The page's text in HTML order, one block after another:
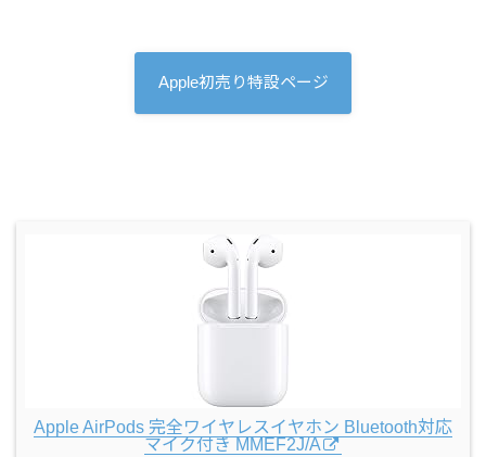
Apple初売り特設ページ
Apple AirPods 完全ワイヤレスイヤホン Bluetooth対応
マイク付き MMEF2J/A